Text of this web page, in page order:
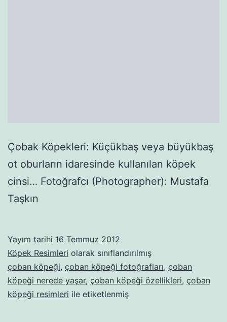
Çobak Köpekleri: Küçükbaş veya büyükbaş
ot oburların idaresinde kullanılan köpek
cinsi… Fotoğrafcı (Photographer): Mustafa
Taşkın
Yayım tarihi 16 Temmuz 2012
Köpek Resimleri olarak sınıflandırılmış
çoban köpeği, çoban köpeği fotoğrafları, çoban
köpeği nerede yaşar, çoban köpeği özellikleri, çoban
köpeği resimleri ile etiketlenmiş